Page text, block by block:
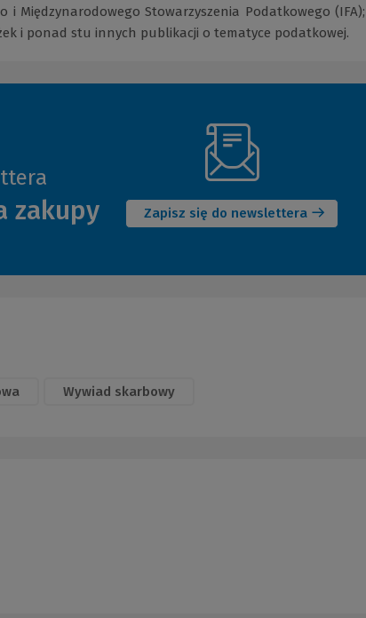
i Międzynarodowego Stowarzyszenia Podatkowego (IFA);
i ponad stu innych publikacji o tematyce podatkowej.
zakupy Zapisz się do newslettera
okno)
Wywiad skarbowy